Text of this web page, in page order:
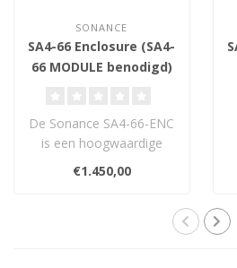
SONANCE
SA4-66 Enclosure (SA4-
66 MODULE benodigd)
De Sonance SA4-66-ENC
is een hoogwaardige
houten behuizing voor
de SA4-66 module..
€1.450,00